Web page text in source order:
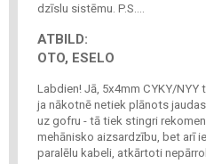
dzīslu sistēmu. P.S....
ATBILD:
OTO, ESELO
Labdien! Jā, 5x4mm CYKY/
ja nākotnē netiek plānots
uz gofru - tā tiek stingri
mehānisko aizsardzību, bet arī
paralēlu kabeli, atkārtoti